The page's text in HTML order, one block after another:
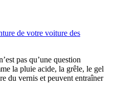
de votre voiture des
pas qu’une question
la pluie acide, la grêle, le gel
du vernis et peuvent entraîner